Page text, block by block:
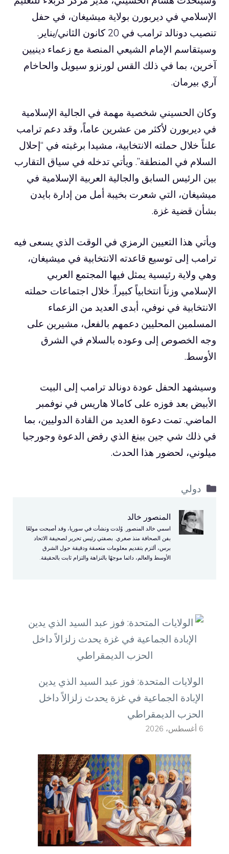
الإسلامي في ديربورن بولاية ميشيغان، في حفل
تنصيب دونالد ترامب في 20 كانون الثاني/يناير.
وسيتقاسم الإمام الشيعي المنصة مع زعماء دينيين
آخرين، بما في ذلك القس لورنزو سيويل والحاخام
آري بيرمان.
وكان الحسيني شخصية مهمة في الجالية الإسلامية
في ديربورن لأكثر من عشرين عاماً، وقد دعم ترامب
علناً خلال حملته الانتخابية، مشيدا برغبته في “إحلال
السلام في المنطقة”. ويأتي تدخله في سياق التقارب
بين الرئيس السابق والجالية العربية الإسلامية في
ميشيغان، التي شعرت بخيبة أمل من إدارة بايدن
بشأن قضية غزة.
ويأتي هذا التعيين الرمزي في الوقت الذي يسعى فيه
ترامب إلى توسيع قاعدته الانتخابية في ميشيغان،
وهي ولاية رئيسية يمثل فيها المجتمع العربي
الإسلامي وزناً انتخابياً كبيراً. خلال اجتماعات حملته
الانتخابية في نوفي، أبدى العديد من الزعماء
المسلمين المحليين دعمهم بالفعل، مشيرين على
وجه الخصوص إلى وعوده بالسلام في الشرق
الأوسط.
وسيشهد الحفل عودة دونالد ترامب إلى البيت
الأبيض بعد فوزه على كامالا هاريس في نوفمبر
الماضي. تمت دعوة العديد من القادة الدوليين، بما
في ذلك شي جين بينغ الذي رفض الدعوة وجورجيا
ميلوني، لحضور هذا الحدث.
التصنيفات
دولي
المنصور خالد
اسمي خالد المنصور. وُلدت ونشأت في سوريا، وقد أصبحت مولعًا
بفن الصحافة منذ صغري. بصفتي رئيس تحرير لصحيفة الاتحاد
برس، ألتزم بتقديم معلومات متعمقة ودقيقة حول الشرق
الأوسط والعالم، دائما موجهًا بالنزاهة والتزام ثابت بالحقيقة.
الولايات المتحدة: فوز عبد السيد الذي يدين
الإبادة الجماعية في غزة يحدث زلزالاً داخل
الحزب الديمقراطي
6 أغسطس، 2026